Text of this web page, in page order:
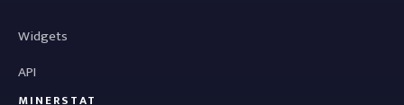
Widgets
API
MINERSTAT